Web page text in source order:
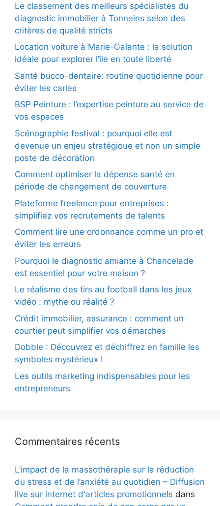
Le classement des meilleurs spécialistes du
diagnostic immobilier à Tonneins selon des
critères de qualité stricts
Location voiture à Marie-Galante : la solution
idéale pour explorer l’île en toute liberté
Santé bucco-dentaire: routine quotidienne pour
éviter les caries
BSP Peinture : l’expertise peinture au service de
vos espaces
Scénographie festival : pourquoi elle est
devenue un enjeu stratégique et non un simple
poste de décoration
Comment optimiser la dépense santé en
période de changement de couverture
Plateforme freelance pour entreprises :
simplifiez vos recrutements de talents
Comment lire une ordonnance comme un pro et
éviter les erreurs
Pourquoi le diagnostic amiante à Chancelade
est essentiel pour votre maison ?
Le réalisme des tirs au football dans les jeux
vidéo : mythe ou réalité ?
Crédit immobilier, assurance : comment un
courtier peut simplifier vos démarches
Dobble : Découvrez et déchiffrez en famille les
symboles mystérieux !
Les outils marketing indispensables pour les
entrepreneurs
Commentaires récents
L’impact de la massothérapie sur la réduction
du stress et de l’anxiété au quotidien – Diffusion
live sur internet d'articles promotionnels dans